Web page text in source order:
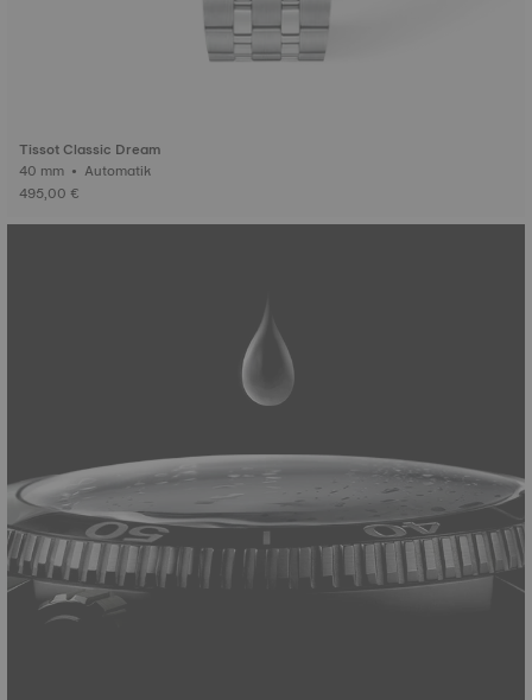
Tissot Classic Dream
40 mm • Automatik
495,00 €